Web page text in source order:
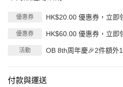
優惠券 HK$20.00 優惠券，立即
優惠券 HK$60.00 優惠券，立即
活動 OB 8th周年慶🎉2件額外
付款與運送